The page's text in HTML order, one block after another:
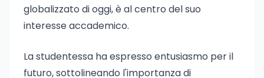
globalizzato di oggi, è al centro del suo
interesse accademico.
La studentessa ha espresso entusiasmo per il
futuro, sottolineando l'importanza di